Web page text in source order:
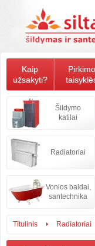
Kaip
užsakyti?
Pirkimo
Šildymo
katilai
Radiatoriai
Vonios baldai,
santechnika
Titulinis Radiatoriai